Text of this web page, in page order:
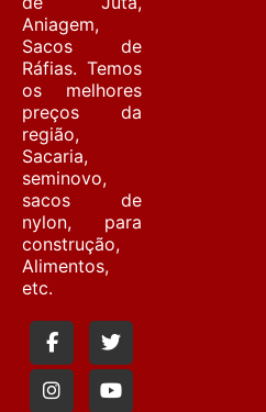
Aniagem,
Sacos de
Ráfias. Temos
os melhores
preços da
região,
Sacaria,
seminovo,
sacos de
nylon, para
construção,
Alimentos,
etc.